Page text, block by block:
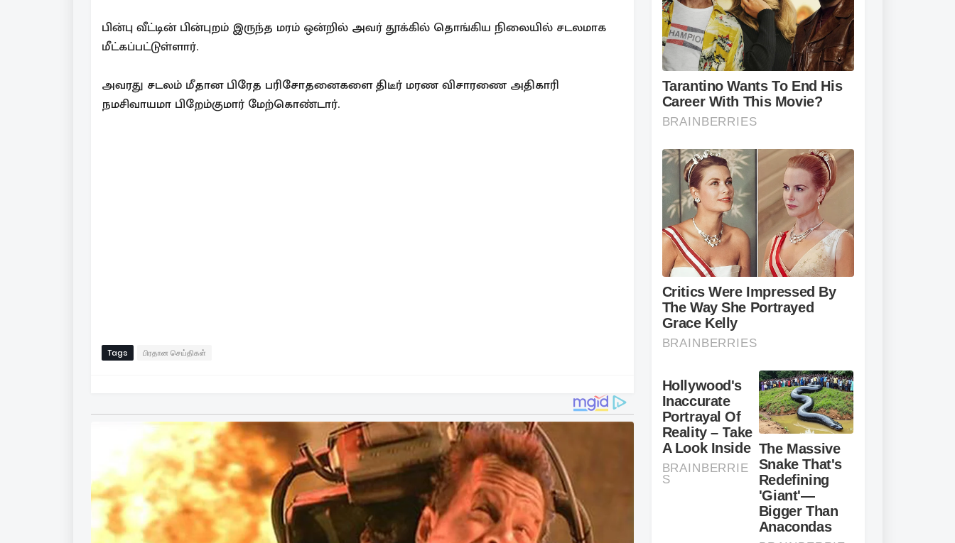
பின்பு வீட்டின் பின்புறம் இருந்த மரம் ஒன்றில் அவர் தூக்கில் தொங்கிய நிலையில் சடலமாக
மீட்கப்பட்டுள்ளார்.
அவரது சடலம் மீதான பிரேத பரிசோதனைகளை திடீர் மரண விசாரணை அதிகாரி
நமசிவாயமா பிறேம்குமார் மேற்கொண்டார்.
Tags பிரதான செய்திகள்